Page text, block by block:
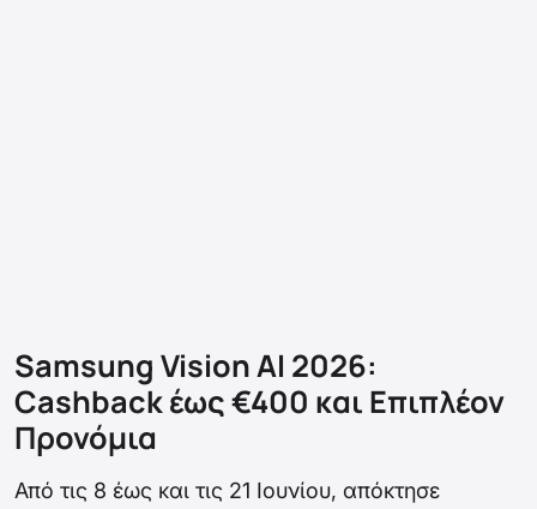
Samsung Vision AI 2026:
Cashback έως €400 και Επιπλέον
Προνόμια
Από τις 8 έως και τις 21 Ιουνίου, απόκτησε